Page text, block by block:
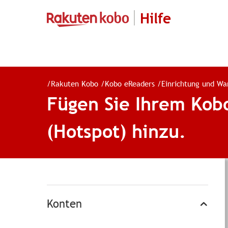
Hilfe
/Rakuten Kobo /Kobo eReaders /Einrichtung und
Fügen Sie Ihrem
(Hotspot) hinzu.
Konten